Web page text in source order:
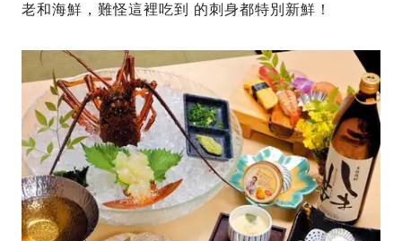
老和海鮮，難怪這裡吃到 的刺身都特別新鮮！